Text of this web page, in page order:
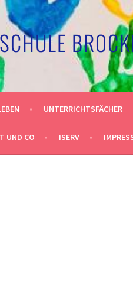
UNTERRICHTSFÄCHER
UND CO ISERV